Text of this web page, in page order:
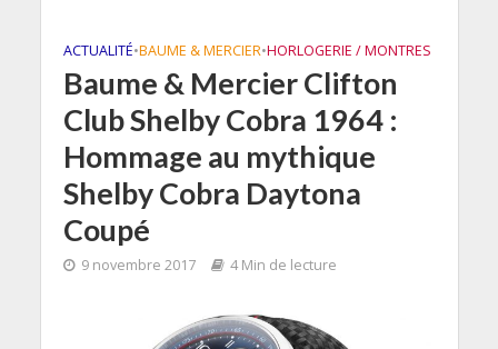
ACTUALITÉ•BAUME & MERCIER•HORLOGERIE / MONTRES
Baume & Mercier Clifton
Club Shelby Cobra 1964 :
Hommage au mythique
Shelby Cobra Daytona
Coupé
9 novembre 2017 4 Min de lecture